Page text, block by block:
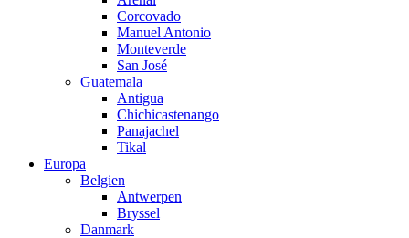
Corcovado
Manuel Antonio
Monteverde
San José
Guatemala
Antigua
Chichicastenango
Panajachel
Tikal
Europa
Belgien
Antwerpen
Bryssel
Danmark